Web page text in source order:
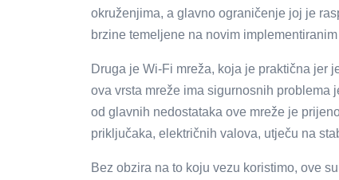
okruženjima, a glavno ograničenje joj je
brzine temeljene na novim
Druga je Wi-Fi mreža, koja je praktična jer
ova vrsta mreže ima sigurnosnih
od glavnih nedostataka ove mreže je
priključaka, električnih valova, utječu na
Bez obzira na to koju vezu koristimo, ove